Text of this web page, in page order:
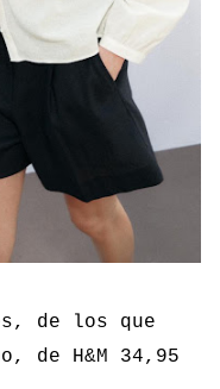
de los que
de H&M 34,95